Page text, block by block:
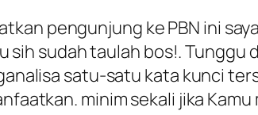
pengunjung ke PBN ini
sudah taulah bos!. Tunggu
satu-satu kata kunci
minim sekali jika